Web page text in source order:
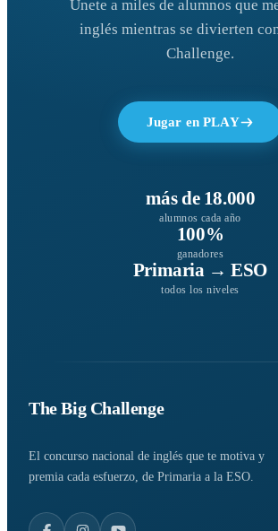
Únete a miles de alumnos que
inglés mientras se divierten
Challenge.
Jugar en PLAY
más de 18.000
alumnos cada año
100%
ganadores
Primaria → ESO
todos los niveles
The Big Challenge
El concurso nacional de inglés que te motiva y
premia cada esfuerzo, de Primaria a la ESO.